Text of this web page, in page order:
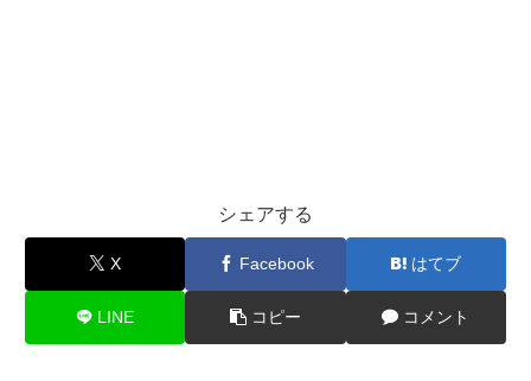
シェアする
X Facebook はてブ
LINE コピー コメント